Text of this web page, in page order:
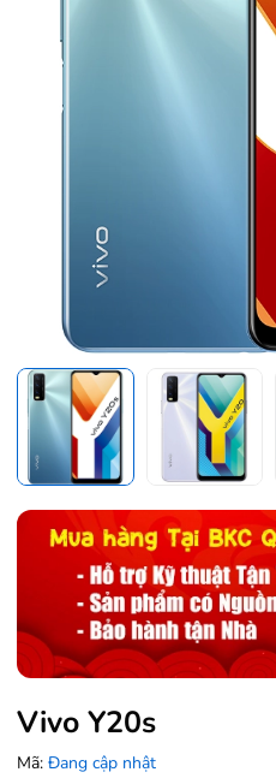
Vivo Y20s
Mã: Đang cập nhật